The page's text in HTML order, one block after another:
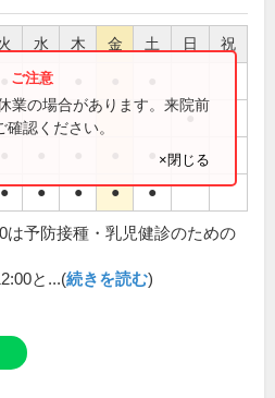
水 木 金 土 日 祝
●
●
● ● ● ● ●
業の場合があります。来院前
認ください。
×閉じる
は予防接種・乳児健診のための
と...(続きを読む)